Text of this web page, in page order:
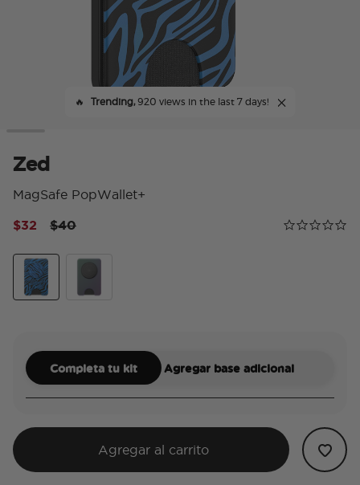
🔥 Trending,920 views in the last 7 days!
Zed
MagSafe PopWallet+
Calificación
0.0 star rating
Price reduced from
$40to
$32
Completa tu kit Agregar base adicional
Agregar al carrito